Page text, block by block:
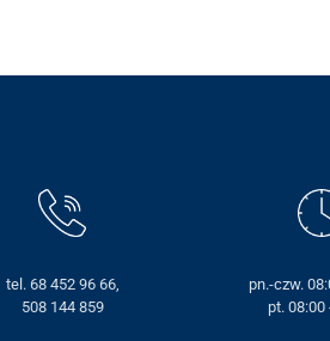
tel. 68 452 96 66,
508 144 859
pn.-czw.
pt. 08:00